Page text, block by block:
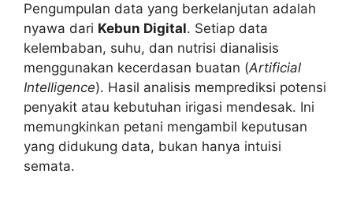
Pengumpulan data yang berkelanjutan adalah
nyawa dari Kebun Digital. Setiap data
kelembaban, suhu, dan nutrisi dianalisis
menggunakan kecerdasan buatan (Artificial
Intelligence). Hasil analisis memprediksi potensi
penyakit atau kebutuhan irigasi mendesak. Ini
memungkinkan petani mengambil keputusan
yang didukung data, bukan hanya intuisi
semata.